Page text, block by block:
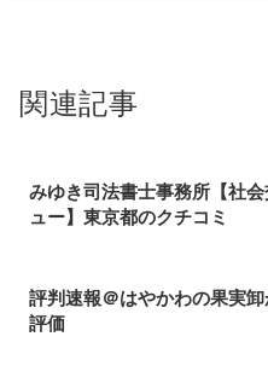
関連記事
みゆき司法書士事務所【社
ュー】東京都のクチコミ
評判速報＠はやかわの果実
評価